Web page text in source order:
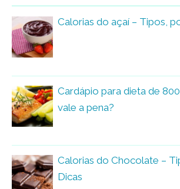
Calorias do açaí – Tipos,
Cardápio para dieta de
vale a pena?
Calorias do Chocolate –
Dicas